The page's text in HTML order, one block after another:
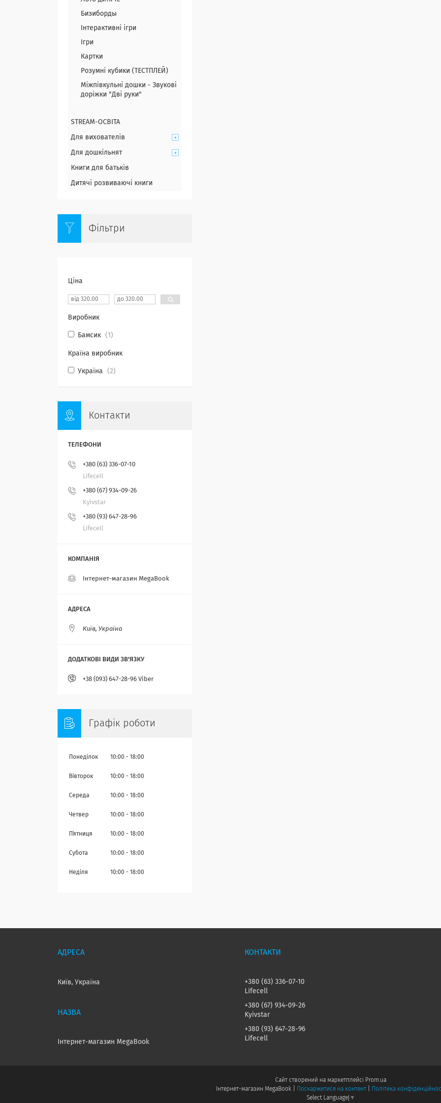
Бизиборды
Інтерактивні ігри
Ігри
Картки
Розумні кубики (ТЕСТПЛЕЙ)
Міжпівкульні дошки - Звукові
доріжки "Дві руки"
STREAM-ОСВІТА
Для вихователів
Для дошкільнят
Книги для батьків
Дитячі розвиваючі книги
Фільтри
Ціна
Виробник
Бамсик 1
Країна виробник
Україна 2
Контакти
+380 (63) 336-07-10
Lifecell
+380 (67) 934-09-26
Kyivstar
+380 (93) 647-28-96
Lifecell
Інтернет-магазин MegaBook
Київ, Україна
+38 (093) 647-28-96 Viber
Графік роботи
Понеділок 10:00 18:00
Вівторок 10:00 18:00
Середа 10:00 18:00
Четвер 10:00 18:00
Пʼятниця 10:00 18:00
Субота 10:00 18:00
Неділя 10:00 18:00
Київ, Україна
Інтернет-магазин MegaBook
+380 (63) 336-07-10
Lifecell
+380 (67) 934-09-26
Kyivstar
+380 (93) 647-28-96
Lifecell
Сайт створений на маркетплейсі Prom.ua
Поскаржитися на контент
Політика
Select Language ▼